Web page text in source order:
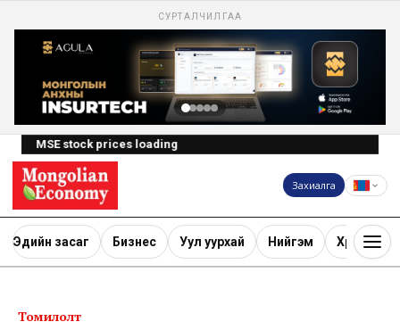
СУРТАЛЧИЛГАА
MSE stock prices loading
Захиалга
Эдийн засаг Бизнес Уул уурхай Нийгэм Хөрөнгө
Томилолт